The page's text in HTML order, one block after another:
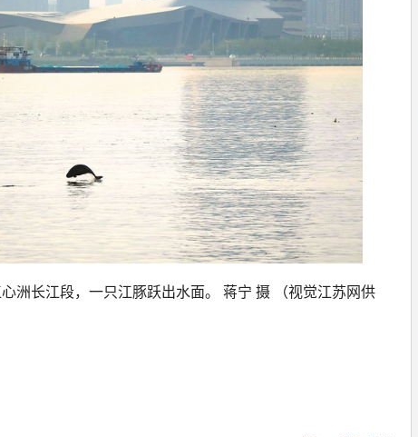
洲长江段，一只江豚跃出水面。 蒋宁 摄 （视觉江苏网供